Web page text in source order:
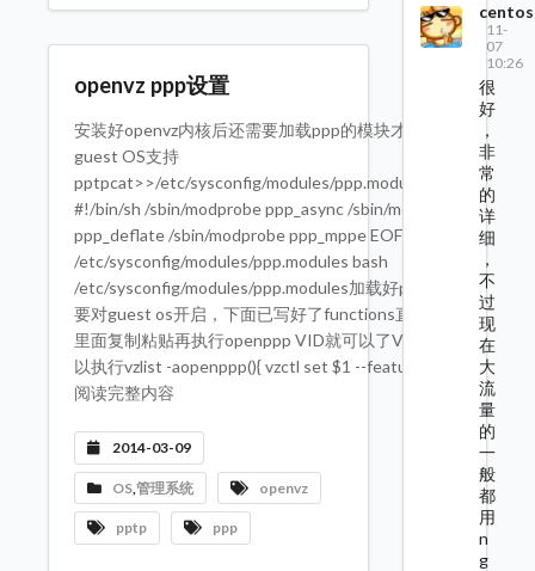
openvz ppp设置
安装好openvz内核后还需要加载ppp的模块才能让
guest OS支持
pptpcat>>/etc/sysconfig/modules/ppp.modules<<EOF
#!/bin/sh /sbin/modprobe ppp_async /sbin/modprobe
ppp_deflate /sbin/modprobe ppp_mppe EOF chmod +x
/etc/sysconfig/modules/ppp.modules bash
/etc/sysconfig/modules/ppp.modules加载好ppp后还需
要对guest os开启，下面已写好了functions直接在终端
里面复制粘贴再执行openppp VID就可以了VID查询可
以执行vzlist -aopenppp(){ vzctl set $1 --feature ---->>
阅读完整内容
2014-03-09
OS ,管理系统 openvz
pptp ppp
centos
11-
07
10:26
很
好
，
非
常
的
详
细
，
不
过
现
在
大
流
量
的
一
般
都
用
n
g